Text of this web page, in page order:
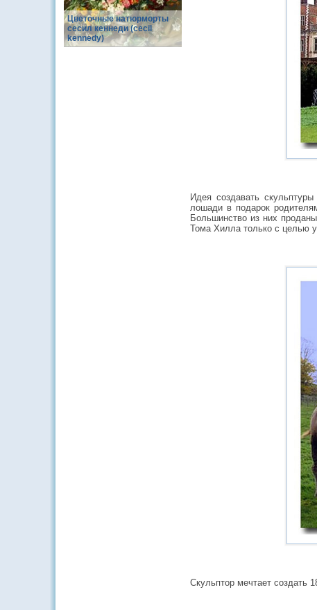
Цветочные натюрморты
сесил кеннеди (cecil
kennedy)
Идея создавать
лошади в подарок
Большинство из них
Тома Хилла только с целью
Скульптор мечтает создать